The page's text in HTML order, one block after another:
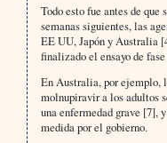
Todo esto fue antes de que
semanas siguientes, las
EE UU, Japón y Australia
finalizado el ensayo de
En Australia, por ejemplo,
molnupiravir a los adultos
una enfermedad grave [7],
medida por el gobierno.